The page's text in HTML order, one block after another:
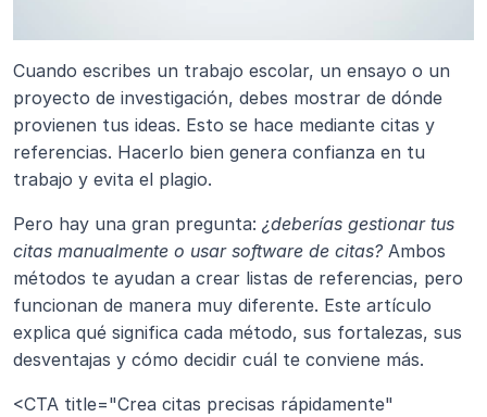
Cuando escribes un trabajo escolar, un ensayo o un
proyecto de investigación, debes mostrar de dónde
provienen tus ideas. Esto se hace mediante citas y
referencias. Hacerlo bien genera confianza en tu
trabajo y evita el plagio.
Pero hay una gran pregunta: ¿deberías gestionar tus
citas manualmente o usar software de citas? Ambos
métodos te ayudan a crear listas de referencias, pero
funcionan de manera muy diferente. Este artículo
explica qué significa cada método, sus fortalezas, sus
desventajas y cómo decidir cuál te conviene más.
<CTA title="Crea citas precisas rápidamente"